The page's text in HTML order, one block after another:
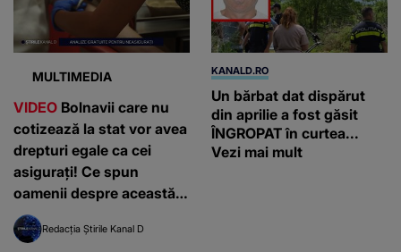
MULTIMEDIA
VIDEO Bolnavii care nu
cotizează la stat vor avea
drepturi egale ca cei
asigurați! Ce spun
oamenii despre această
decizie?
Redacția Știrile Kanal D
KANALD.RO
Un bărbat dat dispărut
din aprilie a fost găsit
ÎNGROPAT în curtea...
Vezi mai mult